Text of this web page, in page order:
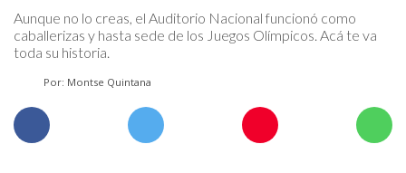
Aunque no lo creas, el Auditorio Nacional funcionó como
caballerizas y hasta sede de los Juegos Olímpicos. Acá te va
toda su historia.
Por: Montse Quintana